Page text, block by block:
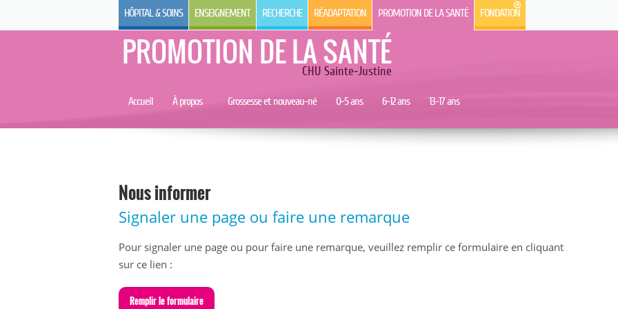
HÔPITAL & SOINS ENSEIGNEMENT RECHERCHE RÉADAPTATION PROMOTION DE LA SANTÉ FONDATION
PROMOTION DE LA SANTÉ
CHU Sainte-Justine
Accueil À propos Grossesse et nouveau-né 0-5 ans 6-12 ans 13-17 ans
Nous informer
Signaler une page ou faire une remarque
Pour signaler une page ou pour faire une remarque, veuillez remplir ce formulaire en cliquant
sur ce lien :
Remplir le formulaire